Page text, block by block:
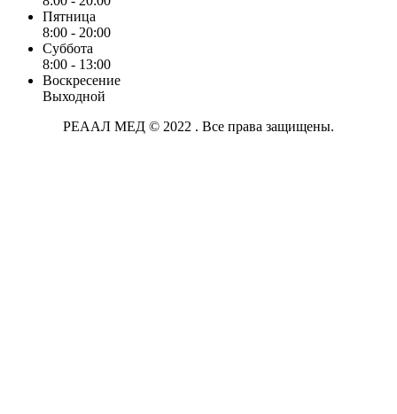
Пятница
8:00 - 20:00
Суббота
8:00 - 13:00
Воскресение
Выходной
РЕААЛ МЕД © 2022 . Все права защищены.